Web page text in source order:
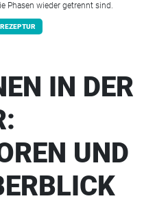
Phasen wieder getrennt sind.
REZEPTUR
IN DER
UND